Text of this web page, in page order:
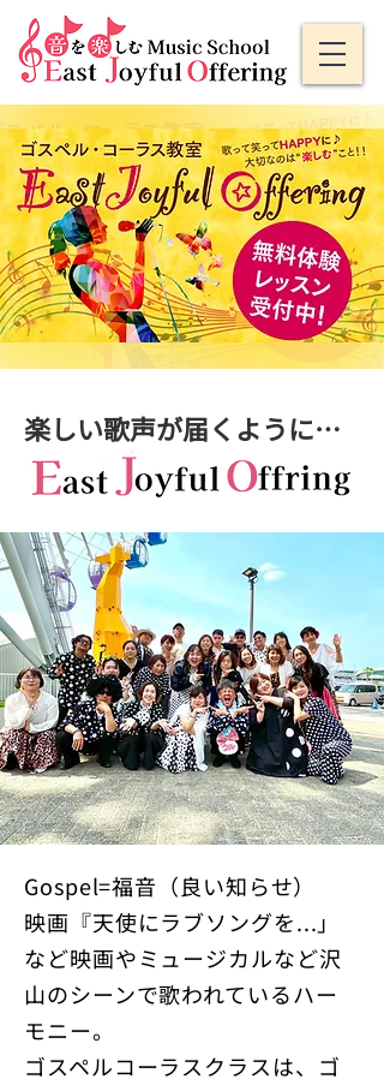
楽しい歌声が届くように…
Gospel=福音（良い知らせ）
映画『天使にラブソングを...」
など映画やミュージカルなど沢
山のシーンで歌われているハー
モニー。
ゴスペルコーラスクラスは、ゴ